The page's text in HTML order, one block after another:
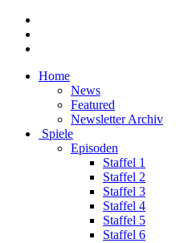
Home
News
Featured
Newsletter Archiv
Spiele
Episoden
Staffel 1
Staffel 2
Staffel 3
Staffel 4
Staffel 5
Staffel 6